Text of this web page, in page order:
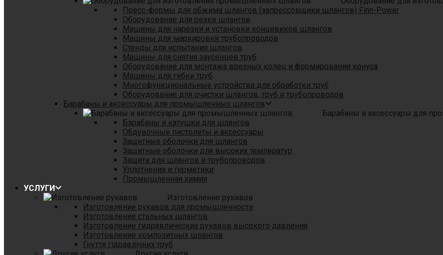
Пресс-формы для обжима шлангов (запрессовщики шлангов) Finn-Power
Оборудование для резки шлангов
Машины для нарезки и установки концевиков шлангов
Машины для маркировки трубопроводов
Стенды для испытания шлангов
Машины для снятия заусенцев труб
Оборудование для монтажа врезных колец и формирования конуса
Машины для гибки труб
Многофункциональные устройства для обработки труб
Оборудование для очистки шлангов, труб и трубопроводов
Барабаны и аксессуары для промышленных шлангов
Барабаны и аксессуары для
Барабаны и катушки для шлангов
Обдувочные пистолеты и аксессуары
Защитные оболочки для шлангов
Защитные оболочки для высоких температур
Защита для шлангов и трубопроводов
Уплотнения и герметики
Промышленная химия
УСЛУГИ
Изготовление рукавов
Изготовление рукавов для промышленности
Изготовление стальных шлангов
Изготовление гидравлических рукавов высокого давления
Изготовление композитных шлангов
Гнуття гідравлічних труб